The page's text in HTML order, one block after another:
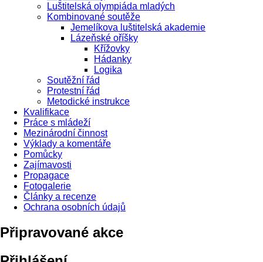
Luštitelská olympiáda mladých
Kombinované soutěže
Jemelíkova luštitelská akademie
Lázeňské oříšky
Křížovky
Hádanky
Logika
Soutěžní řád
Protestní řád
Metodické instrukce
Kvalifikace
Práce s mládeží
Mezinárodní činnost
Výklady a komentáře
Pomůcky
Zajímavosti
Propagace
Fotogalerie
Články a recenze
Ochrana osobních údajů
Připravované akce